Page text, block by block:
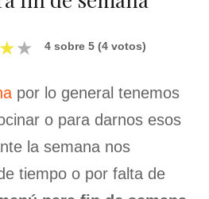
★★ 4 sobre 5 (4 votos)
por lo general tenemos
o para darnos esos
la semana nos
tiempo o por falta de